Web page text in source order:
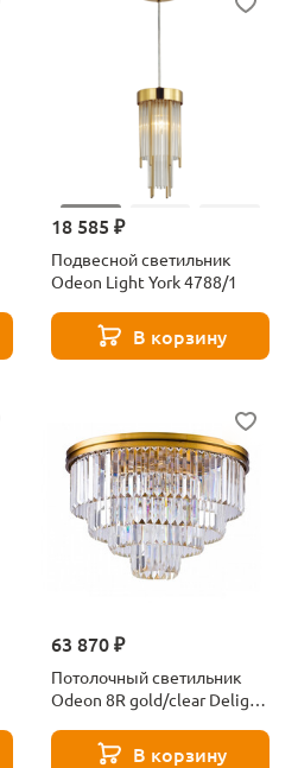
18 585 ₽
Подвесной светильник
Odeon Light York 4788/1
В корзину
63 870 ₽
Потолочный светильник
Odeon 8R gold/clear Delight
В корзину